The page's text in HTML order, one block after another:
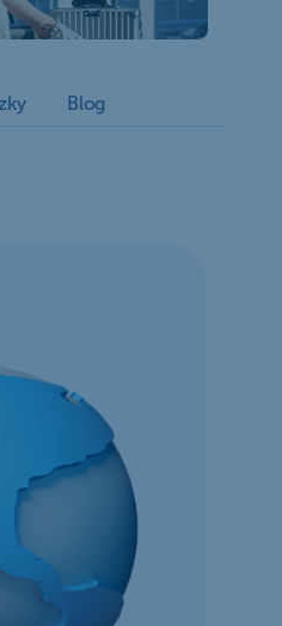
Blog